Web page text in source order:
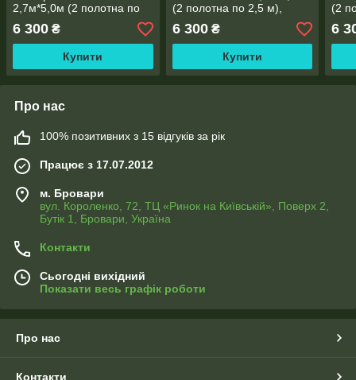
2,7м*5,0м (2 полотна по
6 300 ₴
Купити
(2 полотна по 2,5 м),
6 300₴
Купити
(2
6
Про нас
100% позитивних з 15 відгуків за рік
Працює з 17.07.2012
м. Бровари
вул. Короленко, 72, ТЦ «Ринок на Київській», Поверх 2,
Бутік 1, Бровари, Україна
Контакти
Сьогодні вихідний
Показати весь графік роботи
Про нас
Контакти